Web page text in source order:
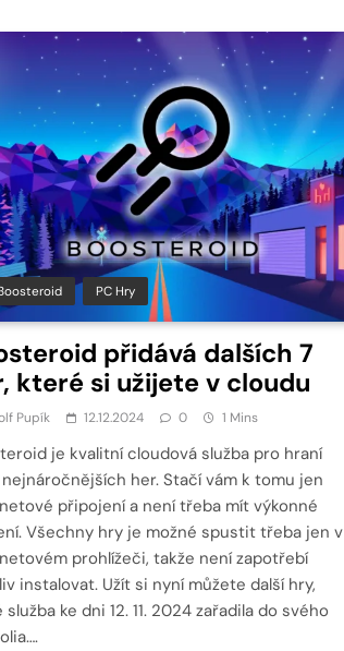
PC Hry
přidává dalších 7
které si užijete v cloudu
Pupík 12.12.2024 0 1 Mins
je kvalitní cloudová služba pro hraní
her. Stačí vám k tomu jen
připojení a není třeba mít výkonné
Všechny hry je možné spustit třeba jen v
prohlížeči, takže není zapotřebí
instalovat. Užít si nyní můžete další hry,
ke dni 12. 11. 2024 zařadila do svého